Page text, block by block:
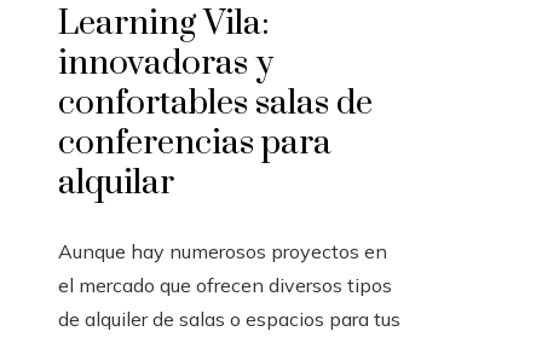
Learning Vila:
innovadoras y
confortables salas de
conferencias para
alquilar
Aunque hay numerosos proyectos en
el mercado que ofrecen diversos tipos
de alquiler de salas o espacios para tus